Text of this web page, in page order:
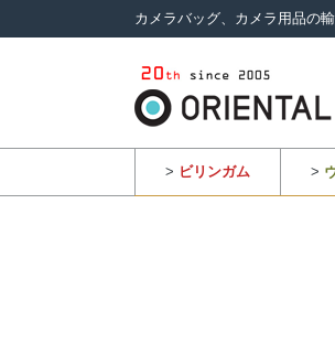
カメラバッグ、カメラ用品の
> ビリンガム >